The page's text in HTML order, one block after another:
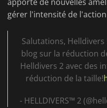
gérer l'intensité de
Salutations,
blog sur la réduction
Helldivers 2 avec des
réduction de la taille!
- HELLDIVERS™ 2